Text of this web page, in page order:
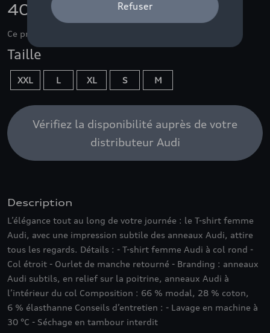
40,00 €
Ce produit n'est actuellement pas de stock
Taille
XXL L XL S M
Vérifiez la disponibilité auprès de votre
distributeur Audi
Description
L’élégance tout au long de votre journée : le T-shirt femme
Audi, avec une impression subtile des anneaux Audi, attire
tous les regards. Détails : - T-shirt femme Audi à col rond -
Col étroit - Ourlet de manche retourné - Branding : anneaux
Audi subtils, en relief sur la poitrine, anneaux Audi à
l’intérieur du col Composition : 66 % modal, 28 % coton,
6 % élasthanne Conseils d’entretien : - Lavage en machine à
30 °C - Séchage en tambour interdit